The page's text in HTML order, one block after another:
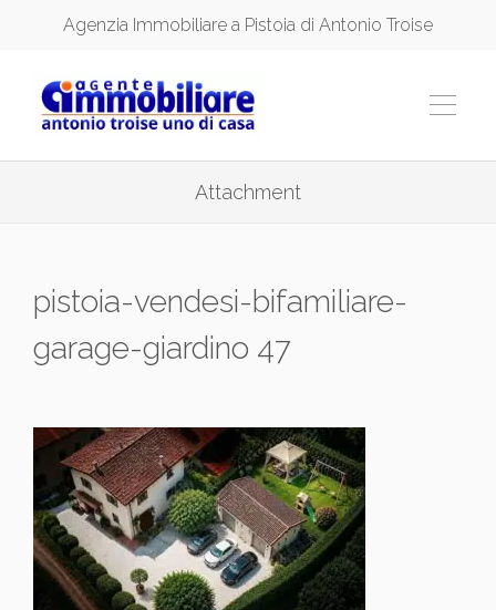
Agenzia Immobiliare a Pistoia di Antonio Troise
Attachment
pistoia-vendesi-bifamiliare-
garage-giardino 47